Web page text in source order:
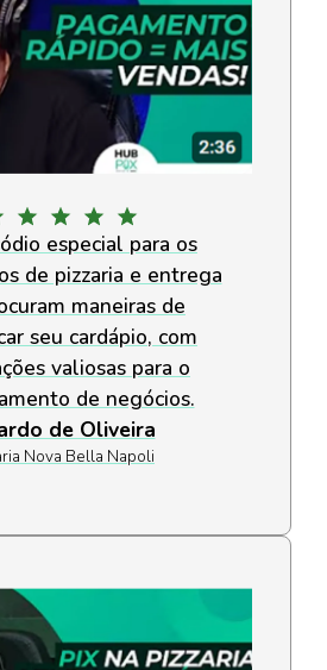
especial para os
de pizzaria e entrega
maneiras de
seu cardápio, com
valiosas para o
de negócios.
de Oliveira
Nova Bella Napoli